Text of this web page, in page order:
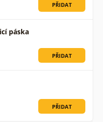
PŘIDAT
páska
PŘIDAT
PŘIDAT